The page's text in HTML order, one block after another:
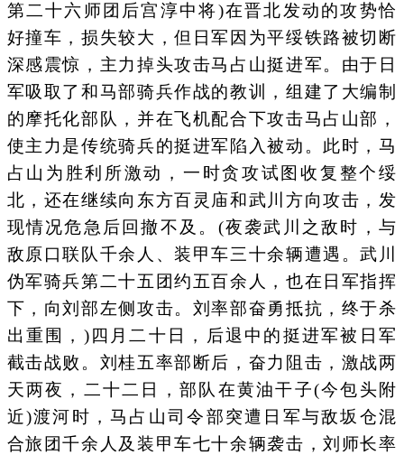
第二十六师团后宫淳中将)在晋北发动的攻势恰
好撞车，损失较大，但日军因为平绥铁路被切断
深感震惊，主力掉头攻击马占山挺进军。由于日
军吸取了和马部骑兵作战的教训，组建了大编制
的摩托化部队，并在飞机配合下攻击马占山部，
使主力是传统骑兵的挺进军陷入被动。此时，马
占山为胜利所激动，一时贪攻试图收复整个绥
北，还在继续向东方百灵庙和武川方向攻击，发
现情况危急后回撤不及。(夜袭武川之敌时，与
敌原口联队千余人、装甲车三十余辆遭遇。武川
伪军骑兵第二十五团约五百余人，也在日军指挥
下，向刘部左侧攻击。刘率部奋勇抵抗，终于杀
出重围，)四月二十日，后退中的挺进军被日军
截击战败。刘桂五率部断后，奋力阻击，激战两
天两夜，二十二日，部队在黄油干子(今包头附
近)渡河时，马占山司令部突遭日军与敌坂仓混
合旅团千余人及装甲车七十余辆袭击，刘师长率